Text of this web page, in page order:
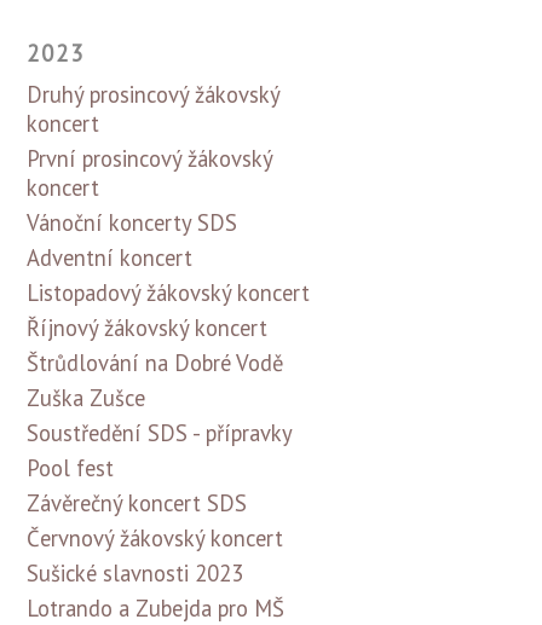
2023
Druhý prosincový žákovský
koncert
První prosincový žákovský
koncert
Vánoční koncerty SDS
Adventní koncert
Listopadový žákovský koncert
Říjnový žákovský koncert
Štrůdlování na Dobré Vodě
Zuška Zušce
Soustředění SDS - přípravky
Pool fest
Závěrečný koncert SDS
Červnový žákovský koncert
Sušické slavnosti 2023
Lotrando a Zubejda pro MŠ